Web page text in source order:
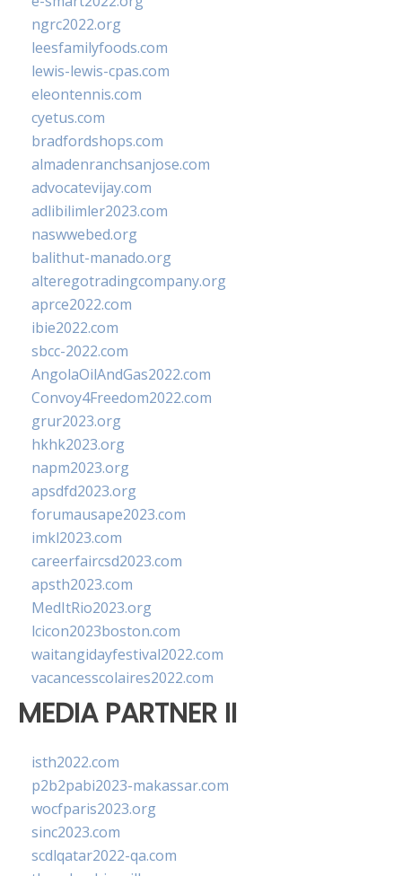
ngrc2022.org
leesfamilyfoods.com
lewis-lewis-cpas.com
eleontennis.com
cyetus.com
bradfordshops.com
almadenranchsanjose.com
advocatevijay.com
adlibilimler2023.com
naswwebed.org
balithut-manado.org
alteregotradingcompany.org
aprce2022.com
ibie2022.com
sbcc-2022.com
AngolaOilAndGas2022.com
Convoy4Freedom2022.com
grur2023.org
hkhk2023.org
napm2023.org
apsdfd2023.org
forumausape2023.com
imkl2023.com
careerfaircsd2023.com
apsth2023.com
MedItRio2023.org
lcicon2023boston.com
waitangidayfestival2022.com
vacancesscolaires2022.com
MEDIA PARTNER II
isth2022.com
p2b2pabi2023-makassar.com
wocfparis2023.org
sinc2023.com
scdlqatar2022-qa.com